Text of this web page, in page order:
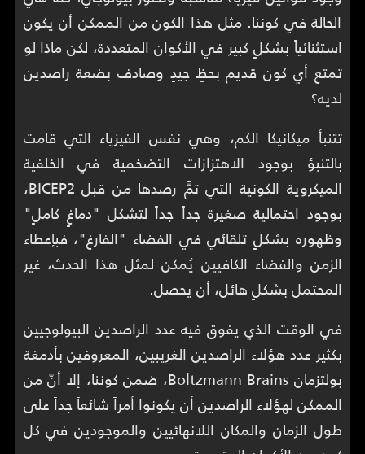
الحالة في كوننا. مثل هذا الكون من الممكن أن يكون
استثنائياً بشكلٍ كبير في الأكوان المتعددة، لكن ماذا لو
تمتع أي كون قديم بحظٍ جيدٍ وصادف بضعة راصدين
لديه؟
تتنبأ ميكانيكا الكم، وهي نفس الفيزياء التي قامت
بالتنبؤ بوجود الاهتزازات التضخمية في الخلفية
الميكروية الكونية التي تمَّ رصدها من قبل BICEP2،
بوجود احتمالية صغيرة جداً جداً لتشكل "دماغٍ كاملٍ"
وظهوره بشكلٍ تلقائي في الفضاء "الفارغ"، فبإعطاء
الزمن والفضاء الكافيين يُمكن لمثل هذا الحدث، غير
المحتمل بشكلٍ هائل، أن يحصل.
في الوقت الذي يفوق فيه عدد الراصدين البيولوجيين
بكثير عدد هؤلاء الراصدين الغريبين، المعروفين بأدمغة
بولتزمان Boltzmann Brains، ضمن كوننا، إلا أنّ من
الممكن لهؤلاء الراصدين أن يكونوا أمراً شائعاً جداً على
طول الزمان والمكان اللانهائيين والموجودين في كل